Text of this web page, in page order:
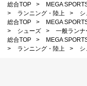
総合TOP > MEGA
>
ランニング・陸上 > シ
総合TOP
> MEGA
>
シューズ > 一般ランナ
総合TOP
> MEGA
>
ランニング・陸上 > シ